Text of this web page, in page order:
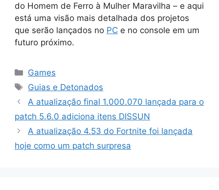
do Homem de Ferro à Mulher Maravilha – e aqui
está uma visão mais detalhada dos projetos
que serão lançados no PC e no console em um
futuro próximo.
Categorias
Games
Tags
Guias e Detonados
A atualização final 1.000.070 lançada para o
patch 5.6.0 adiciona itens DISSUN
A atualização 4.53 do Fortnite foi lançada
hoje como um patch surpresa